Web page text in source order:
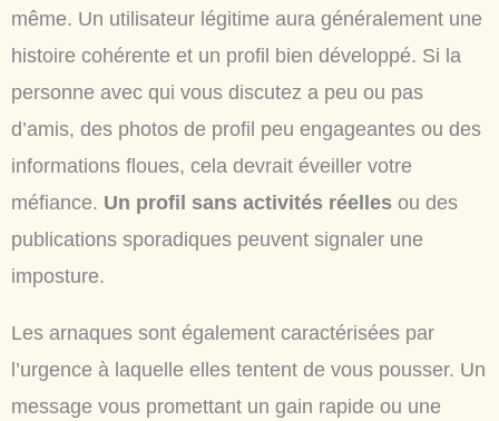
même. Un utilisateur légitime aura généralement une
histoire cohérente et un profil bien développé. Si la
personne avec qui vous discutez a peu ou pas
d’amis, des photos de profil peu engageantes ou des
informations floues, cela devrait éveiller votre
méfiance. Un profil sans activités réelles ou des
publications sporadiques peuvent signaler une
imposture.
Les arnaques sont également caractérisées par
l’urgence à laquelle elles tentent de vous pousser. Un
message vous promettant un gain rapide ou une